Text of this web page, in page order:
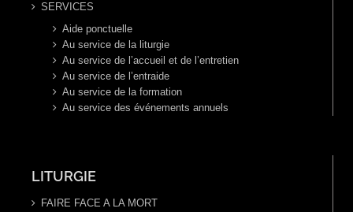
SERVICES
Aide ponctuelle
Au service de la liturgie
Au service de l’accueil et de l’entretien
Au service de l’entraide
Au service de la formation
Au service des événements annuels
LITURGIE
FAIRE FACE A LA MORT